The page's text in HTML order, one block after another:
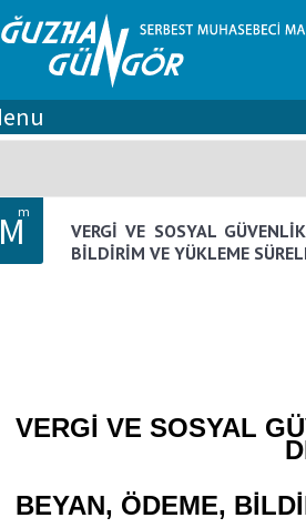
VERGİ VE SOSYAL
BİLDİRİM VE YÜKLEME
Mm
VERGİ VE SOSYAL
BEYAN, ÖDEME,